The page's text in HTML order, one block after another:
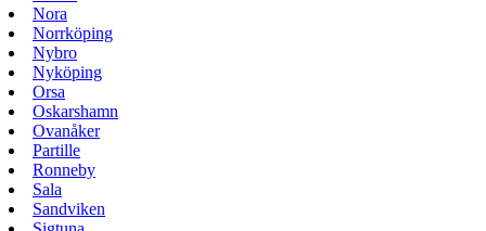
Nora
Norrköping
Nybro
Nyköping
Orsa
Oskarshamn
Ovanåker
Partille
Ronneby
Sala
Sandviken